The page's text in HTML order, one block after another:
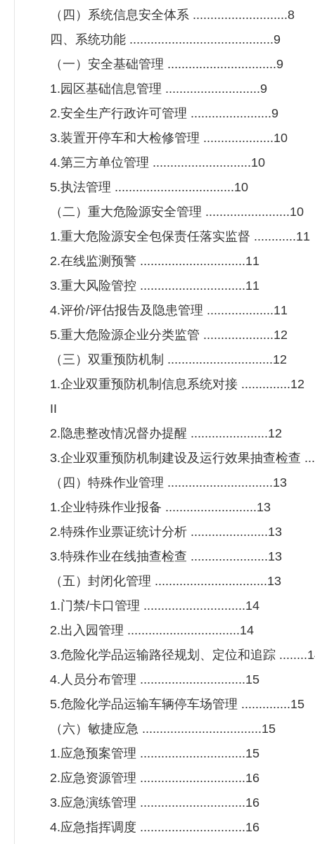
（四）系统信息安全体系 ...........................8
四、系统功能 .........................................9
（一）安全基础管理 ...............................9
1.园区基础信息管理 ...........................9
2.安全生产行政许可管理 .......................9
3.装置开停车和大检修管理 ....................10
4.第三方单位管理 ............................10
5.执法管理 ..................................10
（二）重大危险源安全管理 ........................10
1.重大危险源安全包保责任落实监督 ............11
2.在线监测预警 ..............................11
3.重大风险管控 ..............................11
4.评价/评估报告及隐患管理 ...................11
5.重大危险源企业分类监管 ....................12
（三）双重预防机制 ..............................12
1.企业双重预防机制信息系统对接 ..............12
II
2.隐患整改情况督办提醒 ......................12
3.企业双重预防机制建设及运行效果抽查检查
（四）特殊作业管理 ..............................13
1.企业特殊作业报备 ..........................13
2.特殊作业票证统计分析 ......................13
3.特殊作业在线抽查检查 ......................13
（五）封闭化管理 ................................13
1.门禁/卡口管理 .............................14
2.出入园管理 ................................14
3.危险化学品运输路径规划、定位和追踪
4.人员分布管理 ..............................15
5.危险化学品运输车辆停车场管理 ..............15
（六）敏捷应急 ..................................15
1.应急预案管理 ..............................15
2.应急资源管理 ..............................16
3.应急演练管理 ..............................16
4.应急指挥调度 ..............................16